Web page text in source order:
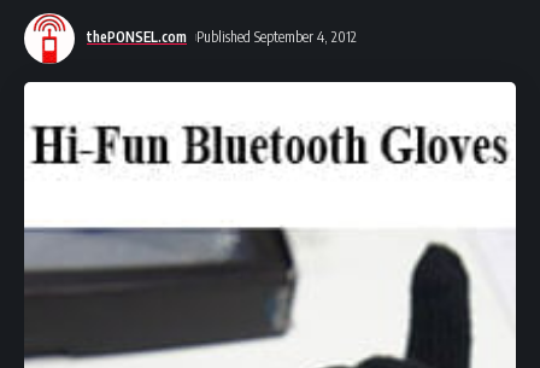
thePONSEL.com Published September 4, 2012